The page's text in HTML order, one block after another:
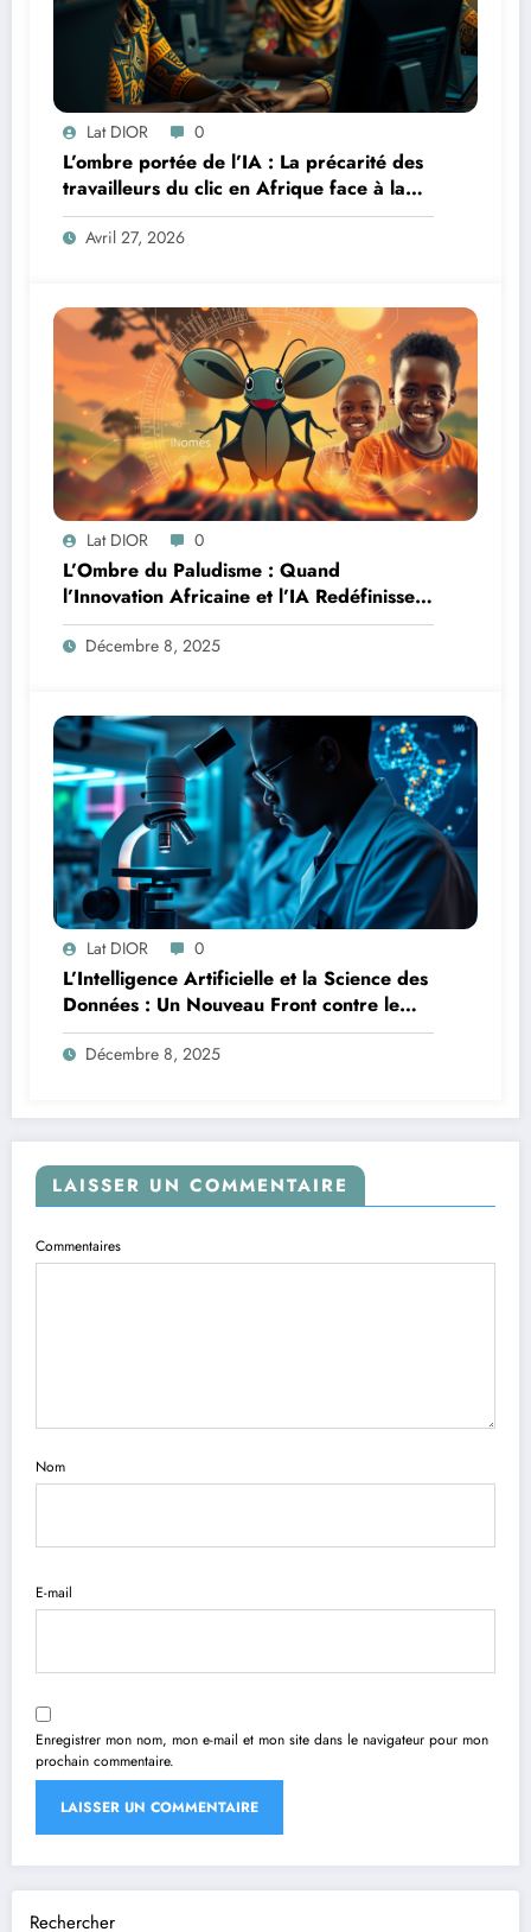
Lat DIOR 0
L’ombre portée de l’IA : La précarité des
travailleurs du clic en Afrique face à la
révolution numérique
Avril 27, 2026
Lat DIOR 0
L’Ombre du Paludisme : Quand
l’Innovation Africaine et l’IA Redéfinissent
la Lutte
Décembre 8, 2025
Lat DIOR 0
L’Intelligence Artificielle et la Science des
Données : Un Nouveau Front contre le
Paludisme en Afrique
Décembre 8, 2025
LAISSER UN COMMENTAIRE
Commentaires
Nom
E-mail
Enregistrer mon nom, mon e-mail et mon site dans le navigateur pour mon
prochain commentaire.
Rechercher